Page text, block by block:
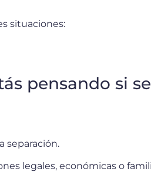
situaciones:
pensando si
separación.
legales, económicas o